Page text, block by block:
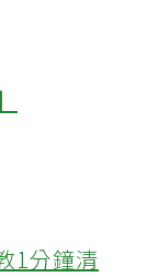
1分鐘清